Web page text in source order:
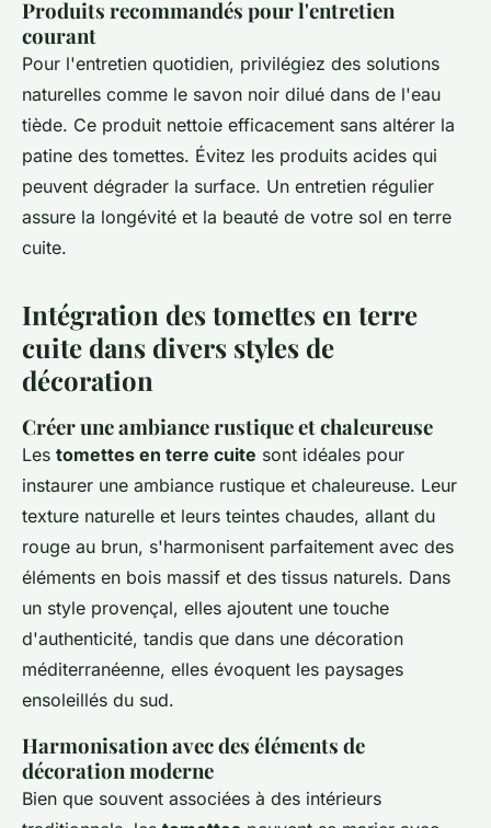
Produits recommandés pour l'entretien
courant
Pour l'entretien quotidien, privilégiez des solutions
naturelles comme le savon noir dilué dans de l'eau
tiède. Ce produit nettoie efficacement sans altérer la
patine des tomettes. Évitez les produits acides qui
peuvent dégrader la surface. Un entretien régulier
assure la longévité et la beauté de votre sol en terre
cuite.
Intégration des tomettes en terre
cuite dans divers styles de
décoration
Créer une ambiance rustique et chaleureuse
Les tomettes en terre cuite sont idéales pour
instaurer une ambiance rustique et chaleureuse. Leur
texture naturelle et leurs teintes chaudes, allant du
rouge au brun, s'harmonisent parfaitement avec des
éléments en bois massif et des tissus naturels. Dans
un style provençal, elles ajoutent une touche
d'authenticité, tandis que dans une décoration
méditerranéenne, elles évoquent les paysages
ensoleillés du sud.
Harmonisation avec des éléments de
décoration moderne
Bien que souvent associées à des intérieurs